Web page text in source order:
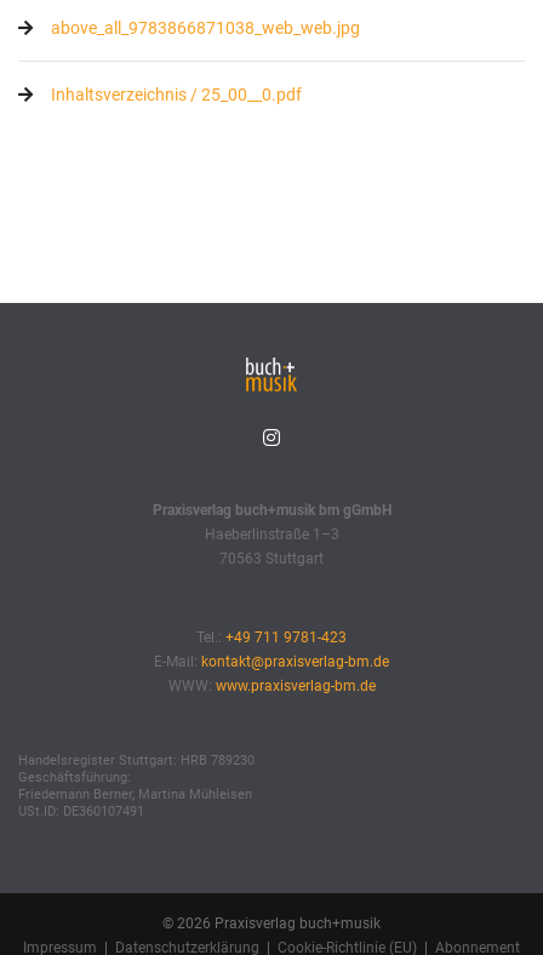
above_all_9783866871038_web_web.jpg
Inhaltsverzeichnis / 25_00__0.pdf
Praxisverlag buch+musik bm gGmbH
Haeberlinstraße 1–3
70563 Stuttgart
Tel.: +49 711 9781-423
E-Mail: kontakt@praxisverlag-bm.de
WWW: www.praxisverlag-bm.de
Handelsregister Stuttgart: HRB 789230
Geschäftsführung:
Friedemann Berner, Martina Mühleisen
USt.ID: DE360107491
© 2026 Praxisverlag buch+musik
Impressum
Datenschutzerklärung Cookie-Richtlinie (EU) Abonnement